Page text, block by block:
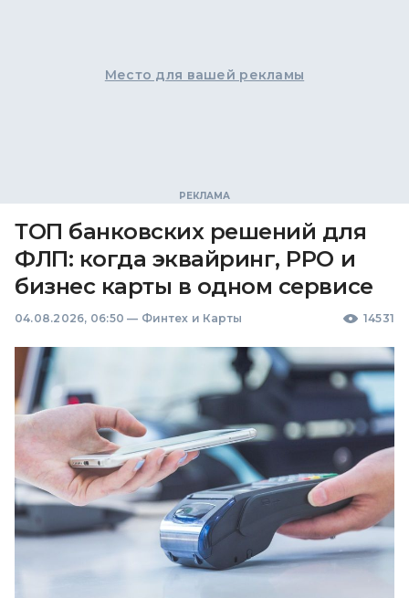
Место для вашей рекламы
ТОП банковских решений для
ФЛП: когда эквайринг, РРО и
бизнес карты в одном сервисе
04.08.2026, 06:50 — Финтех и Карты 14531